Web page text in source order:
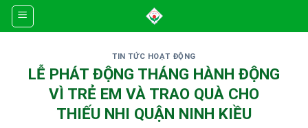
Skip
TIN TỨC HOẠT ĐỘNG
LỄ PHÁT ĐỘNG THÁNG HÀNH ĐỘNG
VÌ TRẺ EM VÀ TRAO QUÀ CHO
THIẾU NHI QUẬN NINH KIỀU